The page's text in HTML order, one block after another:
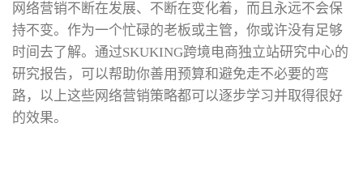
网络营销不断在发展、不断在变化着，而且永远不会保
持不变。作为一个忙碌的老板或主管，你或许没有足够
时间去了解。通过SKUKING跨境电商独立站研究中心的
研究报告，可以帮助你善用预算和避免走不必要的弯
路，以上这些网络营销策略都可以逐步学习并取得很好
的效果。